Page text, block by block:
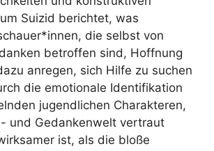
Suizid berichtet, was
die selbst von
betroffen sind, Hoffnung
anregen, sich Hilfe zu suchen
die emotionale Identifikation
jugendlichen Charakteren,
und Gedankenwelt vertraut
ist, als die bloße